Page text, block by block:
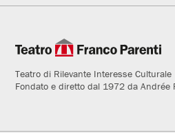
Teatro di Rilevante Interesse Culturale
Fondato e diretto dal 1972 da Andrée